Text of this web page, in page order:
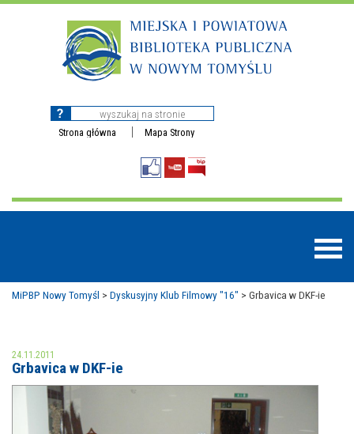
Strona główna Mapa Strony
MOJE KONTO
AKTUALNOŚCI
MiPBP Nowy Tomyśl > Dyskusyjny Klub Filmowy "16" > Grbavica w DKF-ie
24.11.2011
Grbavica w DKF-ie